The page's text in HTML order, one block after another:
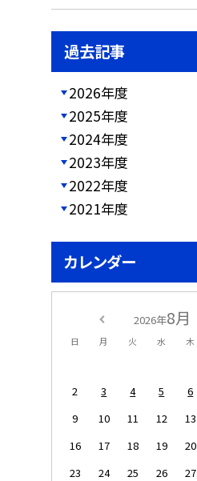
過去記事
2026年度
2025年度
2024年度
2023年度
2022年度
2021年度
カレンダー
2026年8月
日 月 火 水 木
2
3 4 5 6
9
10 11 12 13
16
17 18 19 20
23
24 25 26 27